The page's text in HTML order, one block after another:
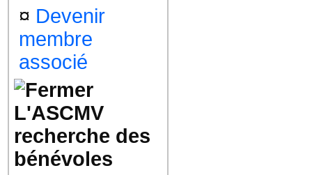
¤ Devenir
membre
associé
L'ASCMV
recherche des
bénévoles